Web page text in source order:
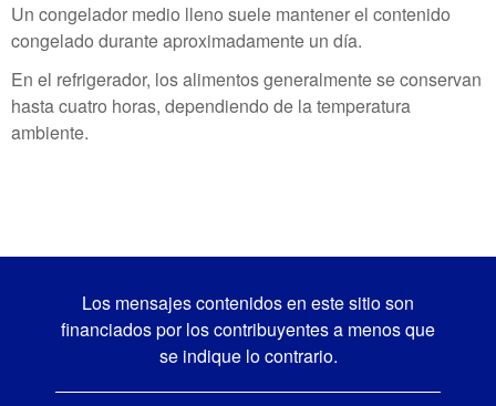
Un congelador medio lleno suele mantener el contenido
congelado durante aproximadamente un día.
En el refrigerador, los alimentos generalmente se conservan
hasta cuatro horas, dependiendo de la temperatura
ambiente.
Los mensajes contenidos en este sitio son
financiados por los contribuyentes a menos que
se indique lo contrario.